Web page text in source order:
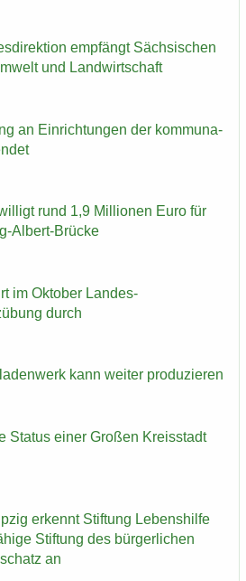
emp­fängt Säch­si­schen
und Land­wirt­schaft
an Ein­rich­tun­gen der kom­mu­na­
rund 1,9 Mil­lio­nen Euro für
​Albert-Brücke
im Ok­to­ber Landes-​
durch
kann wei­ter pro­du­zie­ren
Sta­tus einer Gro­ßen Kreis­stadt
er­kennt Stif­tung Le­bens­hil­fe
Stif­tung des bür­ger­li­chen
an